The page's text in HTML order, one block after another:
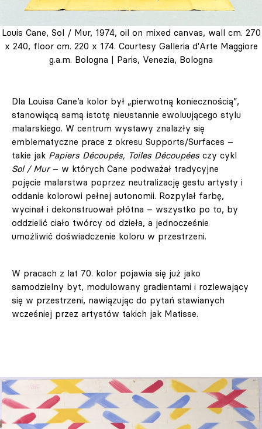
Louis Cane, Sol / Mur, 1974, oil on mixed canvas, wall cm. 270
x 240, floor cm. 220 x 174. Courtesy Galleria d'Arte Maggiore
g.a.m. Bologna | Paris, Venezia, Bologna
Dla Louisa Cane’a kolor był „pierwotną koniecznością”,
stanowiącą samą istotę nieustannie ewoluującego stylu
malarskiego. W centrum wystawy znalazły się
emblematyczne prace z okresu Supports/Surfaces –
takie jak Papiers Découpés, Toiles Découpées czy cykl
Sol / Mur– w których Cane podważał tradycyjne
pojęcie malarstwa poprzez neutralizację gestu artysty i
oddanie kolorowi pełnej autonomii. Rozpylał farbę,
wycinał i dekonstruował płótna – wszystko po to, by
oddzielić ciało twórcy od dzieła, a jednocześnie
umożliwić doświadczenie koloru w przestrzeni.
W pracach z lat 70. kolor pojawia się już jako
samodzielny byt, modulowany gradientami i rozlewający
się w przestrzeni, nawiązując do pytań stawianych
wcześniej przez artystów takich jak Matisse.